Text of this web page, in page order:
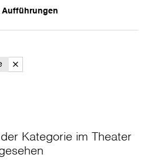
Aufführungen
Kategorie im Theater